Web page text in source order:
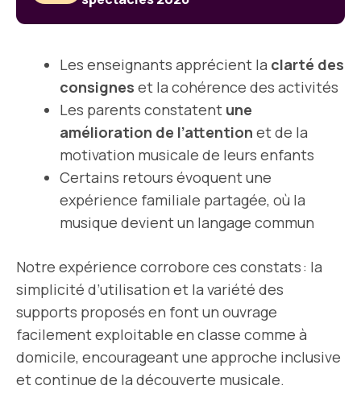
Les enseignants apprécient la clarté des
consignes et la cohérence des activités
Les parents constatent une
amélioration de l’attention et de la
motivation musicale de leurs enfants
Certains retours évoquent une
expérience familiale partagée, où la
musique devient un langage commun
Notre expérience corrobore ces constats : la
simplicité d’utilisation et la variété des
supports proposés en font un ouvrage
facilement exploitable en classe comme à
domicile, encourageant une approche inclusive
et continue de la découverte musicale.